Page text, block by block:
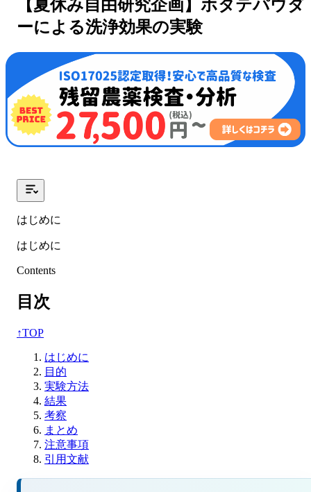
【夏休み自由研究企画】ホタテパウダ
ーによる洗浄効果の実験
はじめに
はじめに
Contents
目次
↑TOP
はじめに
目的
実験方法
結果
考察
まとめ
注意事項
引用文献